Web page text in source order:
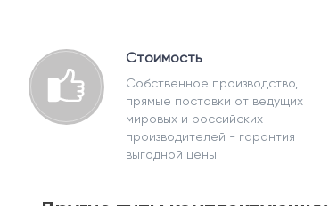
Стоимость
Собственное производство,
прямые поставки от ведущих
мировых и российских
производителей - гарантия
выгодной цены